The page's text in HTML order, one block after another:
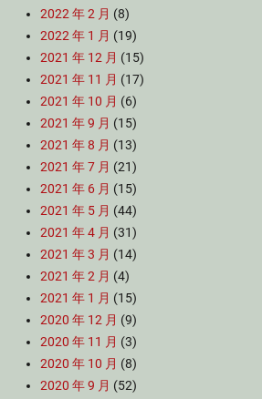
2022 年 2 月 (8)
2022 年 1 月 (19)
2021 年 12 月 (15)
2021 年 11 月 (17)
2021 年 10 月 (6)
2021 年 9 月 (15)
2021 年 8 月 (13)
2021 年 7 月 (21)
2021 年 6 月 (15)
2021 年 5 月 (44)
2021 年 4 月 (31)
2021 年 3 月 (14)
2021 年 2 月 (4)
2021 年 1 月 (15)
2020 年 12 月 (9)
2020 年 11 月 (3)
2020 年 10 月 (8)
2020 年 9 月 (52)